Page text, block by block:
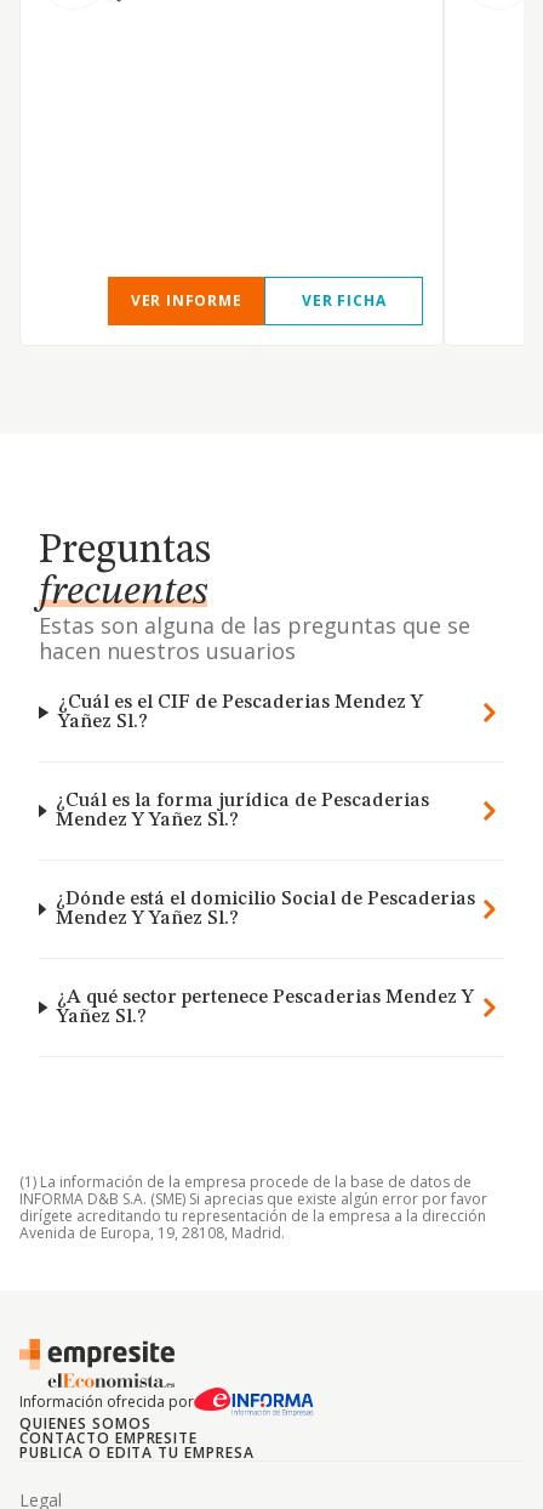
VER INFORME VER FICHA
Preguntas
frecuentes
Estas son alguna de las preguntas que se
hacen nuestros usuarios
¿Cuál es el CIF de Pescaderias Mendez Y
Yañez Sl.?
¿Cuál es la forma jurídica de Pescaderias
Mendez Y Yañez Sl.?
¿Dónde está el domicilio Social de Pescaderias
Mendez Y Yañez Sl.?
¿A qué sector pertenece Pescaderias Mendez Y
Yañez Sl.?
(1) La información de la empresa procede de la base de datos de
INFORMA D&B S.A. (SME) Si aprecias que existe algún error por favor
dirígete acreditando tu representación de la empresa a la dirección
Avenida de Europa, 19, 28108, Madrid.
Información ofrecida por
QUIENES SOMOS
CONTACTO EMPRESITE
PUBLICA O EDITA TU EMPRESA
Legal